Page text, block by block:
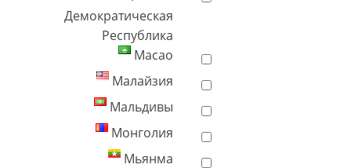
Демократическая
Республика
Macao
Малайзия
Мальдивы
Монголия
Мьянма